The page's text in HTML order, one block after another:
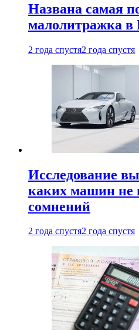
Названа самая
малолитражка в
2 года спустя2 года спустя
Исследование
каких машин не
сомнений
2 года спустя2 года спустя